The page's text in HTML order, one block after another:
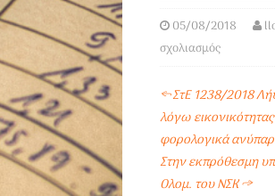
05/08/2018
σχολιασμός
←ΣτΕ 1238/2018
λόγω
φορολογικά
Στην εκπρόθεσμη
Ολομ. του ΝΣΚ→